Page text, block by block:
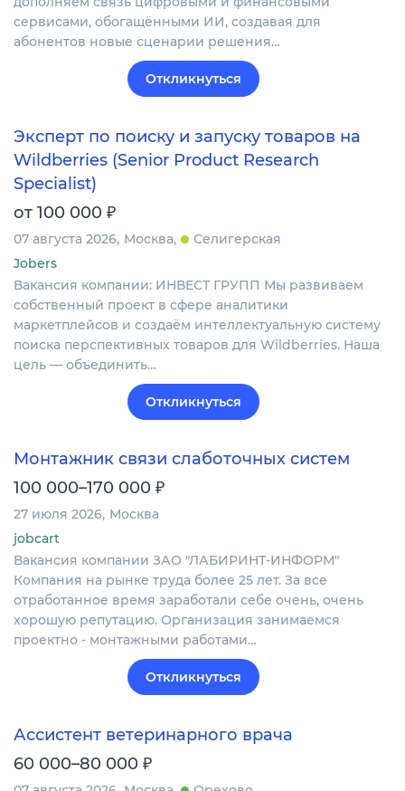
сервисами, обогащёнными ИИ, создавая для
абонентов новые сценарии решения…
Откликнуться
Эксперт по поиску и запуску товаров на
Wildberries (Senior Product Research
Specialist)
от 100 000 ₽
07 августа 2026 Москва
Селигерская
Jobers
Вакансия компании: ИНВЕСТ ГРУПП Мы развиваем
собственный проект в сфере аналитики
маркетплейсов и создаём интеллектуальную систему
поиска перспективных товаров для Wildberries. Наша
цель — объединить…
Откликнуться
Монтажник связи слаботочных систем
100 000–170 000 ₽
27 июля 2026 Москва
jobcart
Вакансия компании ЗАО "ЛАБИРИНТ-ИНФОРМ"
Компания на рынке труда более 25 лет. За все
отработанное время заработали себе очень, очень
хорошую репутацию. Организация занимаемся
проектно - монтажными работами…
Откликнуться
Ассистент ветеринарного врача
60 000–80 000 ₽